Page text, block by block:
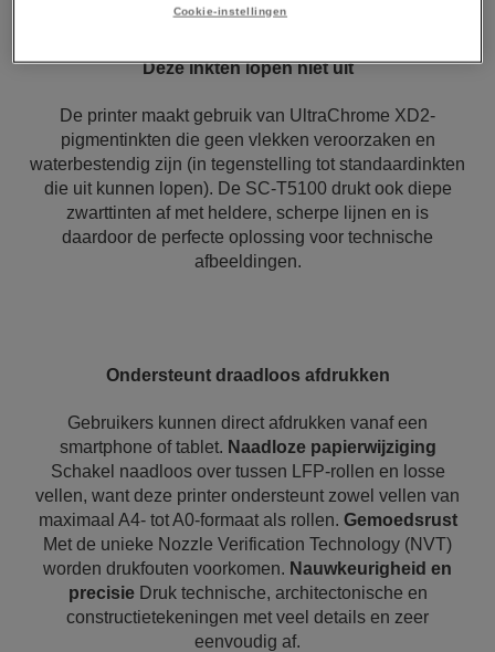
Deze inkten lopen niet uit
De printer maakt gebruik van UltraChrome XD2-
pigmentinkten die geen vlekken veroorzaken en
waterbestendig zijn (in tegenstelling tot standaardinkten
die uit kunnen lopen). De SC-T5100 drukt ook diepe
zwarttinten af met heldere, scherpe lijnen en is
daardoor de perfecte oplossing voor technische
afbeeldingen.
Ondersteunt draadloos afdrukken
Gebruikers kunnen direct afdrukken vanaf een
smartphone of tablet. Naadloze papierwijziging
Schakel naadloos over tussen LFP-rollen en losse
vellen, want deze printer ondersteunt zowel vellen van
maximaal A4- tot A0-formaat als rollen. Gemoedsrust
Met de unieke Nozzle Verification Technology (NVT)
worden drukfouten voorkomen. Nauwkeurigheid en
precisieDruk technische, architectonische en
constructietekeningen met veel details en zeer
eenvoudig af.
Cookie-instellingen